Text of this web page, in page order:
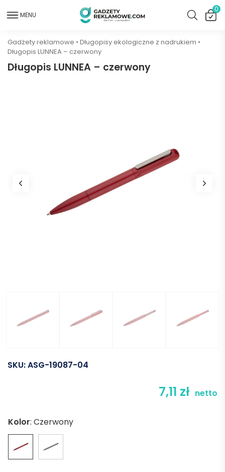
MENU
0
Gadżety reklamowe • Długopisy ekologiczne z nadrukiem •
Długopis LUNNEA – czerwony
Długopis LUNNEA – czerwony
SKU:ASG-19087-04
7,11 zł netto
Kolor: Czerwony